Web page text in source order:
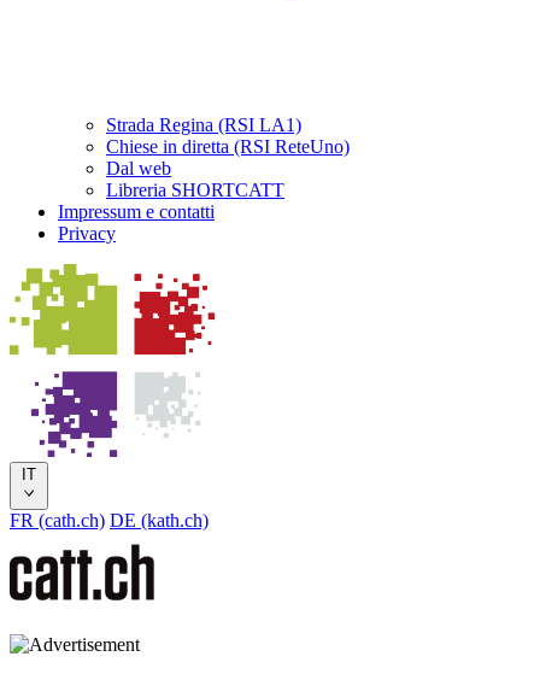
Strada Regina (RSI LA1)
Chiese in diretta (RSI ReteUno)
Dal web
Libreria SHORTCATT
Impressum e contatti
Privacy
IT
FR (cath.ch) DE (kath.ch)